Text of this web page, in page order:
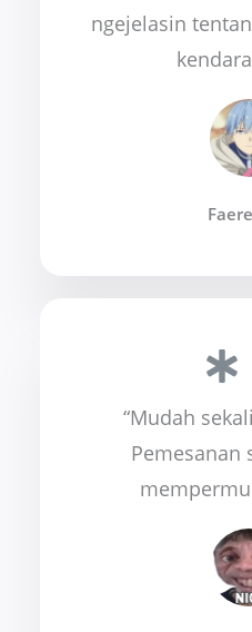
ngejelasin
“Mudah
Pemesanan